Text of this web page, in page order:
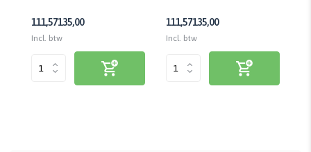
111,57135,00
Incl. btw
111,57135,00
Incl. btw